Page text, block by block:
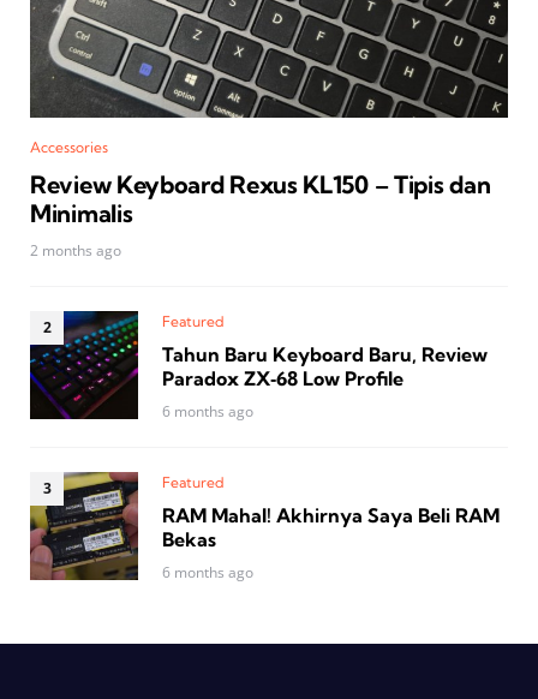
Accessories
Review Keyboard Rexus KL150 – Tipis dan
Minimalis
2 months ago
Featured
Tahun Baru Keyboard Baru, Review
Paradox ZX‑68 Low Profile
6 months ago
Featured
RAM Mahal! Akhirnya Saya Beli RAM
Bekas
6 months ago